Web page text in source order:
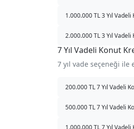
1.000.000 TL 3 Yıl
2.000.000 TL 3 Yıl Vadeli
7 Yıl Vadeli Konut
7 yıl vade seçeneği
200.000 TL 7 Yıl Vadeli
500.000 TL 7 Yıl Vadeli
1.000.000 TL 7 Yıl